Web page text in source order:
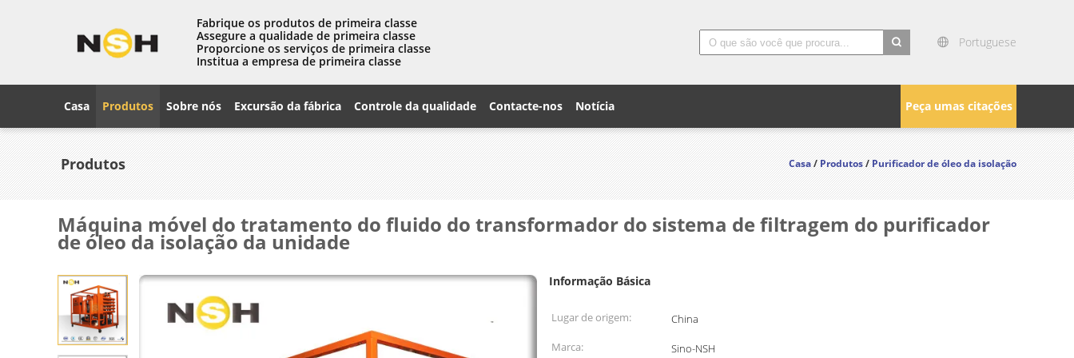
Fabrique os produtos de primeira classe
Assegure a qualidade de primeira classe
Proporcione os serviços de primeira classe
Institua a empresa de primeira classe
Portuguese
Peça umas citações
Casa Produtos Sobre nós Excursão da fábrica Controle da qualidade Contacte-nos Notícia
Produtos Casa/Produtos/Purificador de óleo da isolação
Máquina móvel do tratamento do fluido do transformador do sistema de filtragem do purificador
de óleo da isolação da unidade
Informação Básica
Lugar de origem:
China
Marca:
Sino-NSH